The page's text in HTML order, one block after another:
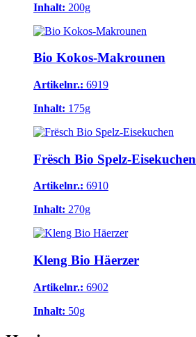
Inhalt: 200g
Bio Kokos-Makrounen
Artikelnr.: 6919
Inhalt: 175g
Frësch Bio Spelz-Eisekuchen
Artikelnr.: 6910
Inhalt: 270g
Kleng Bio Häerzer
Artikelnr.: 6902
Inhalt: 50g